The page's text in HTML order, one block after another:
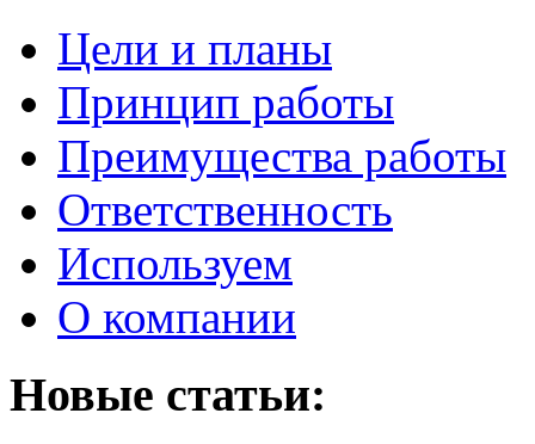
Цели и планы
Принцип работы
Преимущества работы
Ответственность
Используем
О компании
Новые статьи: